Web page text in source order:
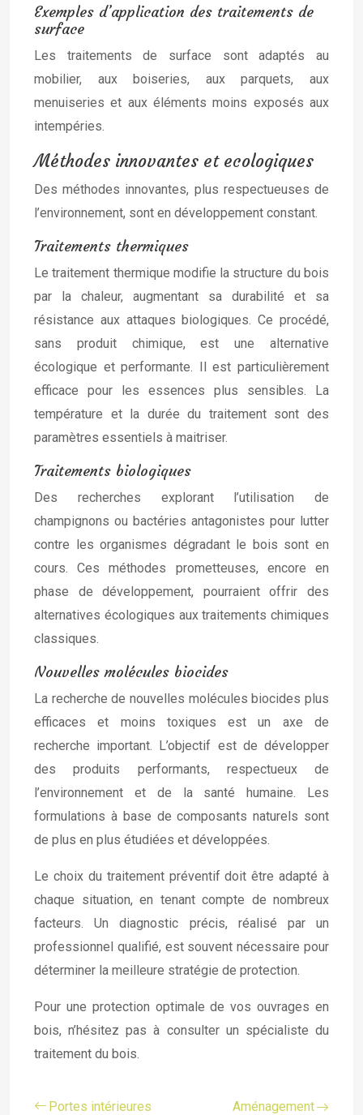
Exemples d’application des traitements de
surface
Les traitements de surface sont adaptés au
mobilier, aux boiseries, aux parquets, aux
menuiseries et aux éléments moins exposés aux
intempéries.
Méthodes innovantes et ecologiques
Des méthodes innovantes, plus respectueuses de
l’environnement, sont en développement constant.
Traitements thermiques
Le traitement thermique modifie la structure du bois
par la chaleur, augmentant sa durabilité et sa
résistance aux attaques biologiques. Ce procédé,
sans produit chimique, est une alternative
écologique et performante. Il est particulièrement
efficace pour les essences plus sensibles. La
température et la durée du traitement sont des
paramètres essentiels à maitriser.
Traitements biologiques
Des recherches explorant l’utilisation de
champignons ou bactéries antagonistes pour lutter
contre les organismes dégradant le bois sont en
cours. Ces méthodes prometteuses, encore en
phase de développement, pourraient offrir des
alternatives écologiques aux traitements chimiques
classiques.
Nouvelles molécules biocides
La recherche de nouvelles molécules biocides plus
efficaces et moins toxiques est un axe de
recherche important. L’objectif est de développer
des produits performants, respectueux de
l’environnement et de la santé humaine. Les
formulations à base de composants naturels sont
de plus en plus étudiées et développées.
Le choix du traitement préventif doit être adapté à
chaque situation, en tenant compte de nombreux
facteurs. Un diagnostic précis, réalisé par un
professionnel qualifié, est souvent nécessaire pour
déterminer la meilleure stratégie de protection.
Pour une protection optimale de vos ouvrages en
bois, n’hésitez pas à consulter un spécialiste du
traitement du bois.
Portes intérieures
Aménagement